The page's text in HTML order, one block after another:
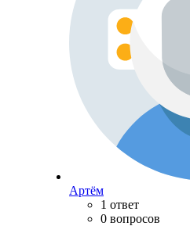
Артём
1 ответ
0 вопросов